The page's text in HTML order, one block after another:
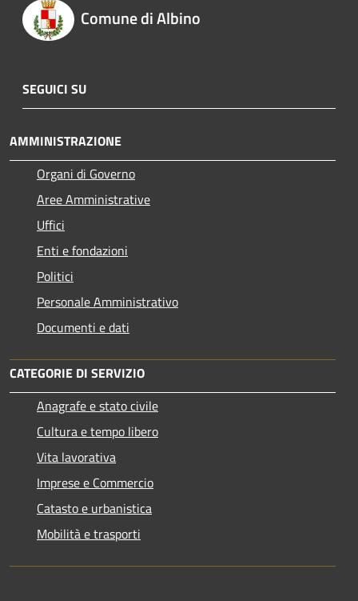
Comune di Albino
SEGUICI SU
AMMINISTRAZIONE
Organi di Governo
Aree Amministrative
Uffici
Enti e fondazioni
Politici
Personale Amministrativo
Documenti e dati
CATEGORIE DI SERVIZIO
Anagrafe e stato civile
Cultura e tempo libero
Vita lavorativa
Imprese e Commercio
Catasto e urbanistica
Mobilità e trasporti